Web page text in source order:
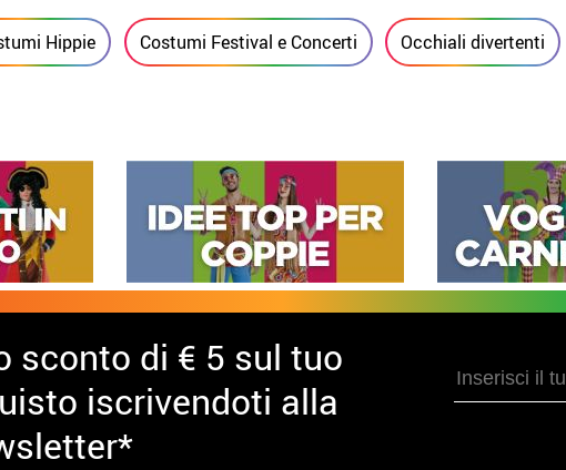
Hippie Costumi Festival e Concerti Occhiali divertenti
sconto di € 5 sul tuo
iscrivendoti alla